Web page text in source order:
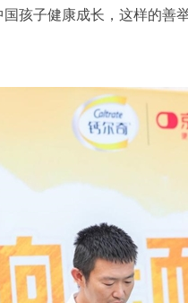
孩子健康成长，这样的善